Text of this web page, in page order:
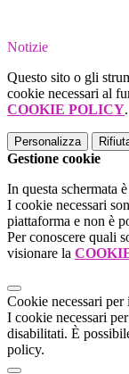
Notizie
Questo sito o gli
cookie necessari al
COOKIE POLICY.
Personalizza
Gestione cookie
In questa schermata
I cookie necessari
piattaforma e non è
Per conoscere quali
visionare la
Cookie necessari
I cookie necessari
disabilitati. È
policy.